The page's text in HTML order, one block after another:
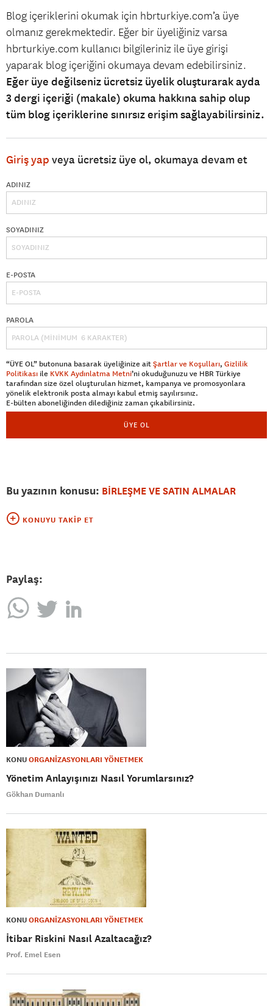
Blog içeriklerini okumak için hbrturkiye.com’a üye
olmanız gerekmektedir. Eğer bir üyeliğiniz varsa
hbrturkiye.com kullanıcı bilgileriniz ile üye girişi
yaparak blog içeriğini okumaya devam edebilirsiniz.
Eğer üye değilseniz ücretsiz üyelik oluşturarak ayda
3 dergi içeriği (makale) okuma hakkına sahip olup
tüm blog içeriklerine sınırsız erişim sağlayabilirsiniz.
Giriş yap veya ücretsiz üye ol, okumaya devam et
ADINIZ
SOYADINIZ
E-POSTA
PAROLA
“ÜYE OL” butonuna basarak üyeliğinize aitŞartlar ve Koşulları, Gizlilik
Politikası ile KVKK Aydınlatma Metni’ni okuduğunuzu ve HBR Türkiye
tarafından size özel oluşturulan hizmet, kampanya ve promosyonlara
yönelik elektronik posta almayı kabul etmiş sayılırsınız.
E-bülten aboneliğinden dilediğiniz zaman çıkabilirsiniz.
ÜYE OL
Bu yazının konusu: BİRLEŞME VE SATIN ALMALAR
KONUYU TAKIP ET
Paylaş:
KONUORGANİZASYONLARI YÖNETMEK
Yönetim Anlayışınızı Nasıl Yorumlarsınız?
Gökhan Dumanlı
KONUORGANİZASYONLARI YÖNETMEK
İtibar Riskini Nasıl Azaltacağız?
Prof. Emel Esen